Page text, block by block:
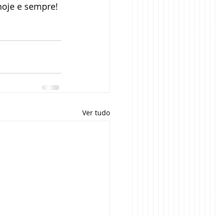
e sempre!
Ver tudo